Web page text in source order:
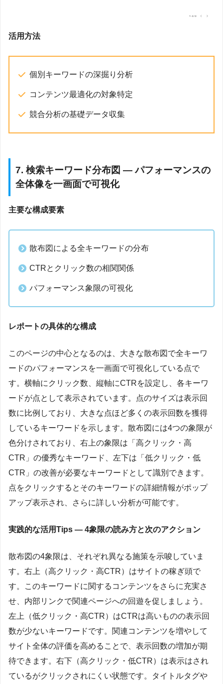
活用方法
個別キーワードの深掘り分析
コンテンツ最適化の対象特定
競合分析の基礎データ収集
7. 検索キーワード分布図 — パフォーマンスの
全体像を一画面で可視化
主要な構成要素
散布図による全キーワードの分布
CTRとクリック数の相関関係
パフォーマンス象限の可視化
レポートの具体的な構成
このページの中心となるのは、大きな散布図で全キーワ
ードのパフォーマンスを一画面で可視化している点で
す。横軸にクリック数、縦軸にCTRを設定し、各キーワ
ードが点として表示されています。点のサイズは表示回
数に比例しており、大きな点ほど多くの表示回数を獲得
しているキーワードを示します。散布図には4つの象限が
色分けされており、右上の象限は「高クリック・高
CTR」の優秀なキーワード、左下は「低クリック・低
CTR」の改善が必要なキーワードとして識別できます。
点をクリックするとそのキーワードの詳細情報がポップ
アップ表示され、さらに詳しい分析が可能です。
実践的な活用Tips — 4象限の読み方と次のアクション
散布図の4象限は、それぞれ異なる施策を示唆していま
す。右上（高クリック・高CTR）はサイトの稼ぎ頭で
す。このキーワードに関するコンテンツをさらに充実さ
せ、内部リンクで関連ページへの回遊を促しましょう。
左上（低クリック・高CTR）はCTRは高いものの表示回
数が少ないキーワードです。関連コンテンツを増やして
サイト全体の評価を高めることで、表示回数の増加が期
待できます。右下（高クリック・低CTR）は表示はされ
ているがクリックされにくい状態です。タイトルタグや